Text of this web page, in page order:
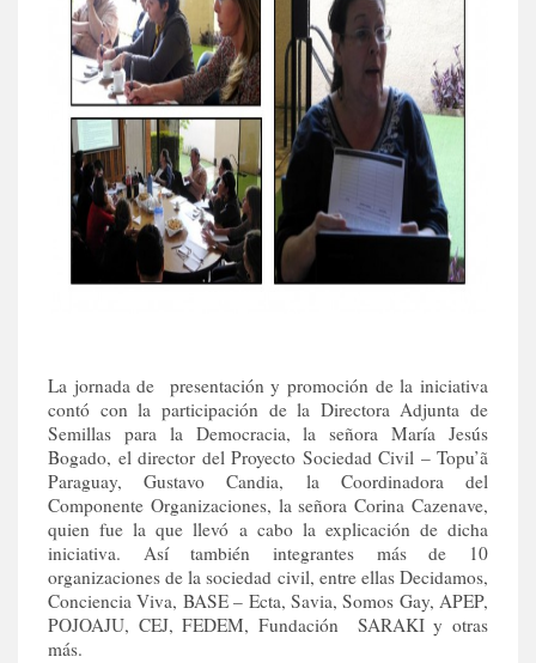
La jornada de presentación y promoción de la iniciativa
contó con la participación de la Directora Adjunta de
Semillas para la Democracia, la señora María Jesús
Bogado, el director del Proyecto Sociedad Civil – Topu’ã
Paraguay, Gustavo Candia, la Coordinadora del
Componente Organizaciones, la señora Corina Cazenave,
quien fue la que llevó a cabo la explicación de dicha
iniciativa. Así también integrantes más de 10
organizaciones de la sociedad civil, entre ellas Decidamos,
Conciencia Viva, BASE – Ecta, Savia, Somos Gay, APEP,
POJOAJU, CEJ, FEDEM, Fundación SARAKI y otras
más.